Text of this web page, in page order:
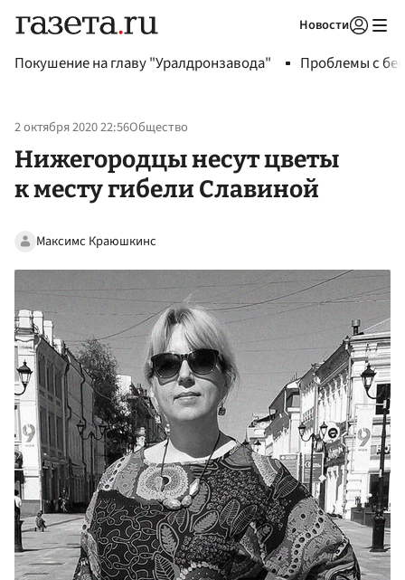
Новости
Покушение на главу "Уралдронзавода" Проблемы с
2 октября 2020 22:56Общество
Нижегородцы несут цветы
к месту гибели Славиной
Максимс Краюшкинс